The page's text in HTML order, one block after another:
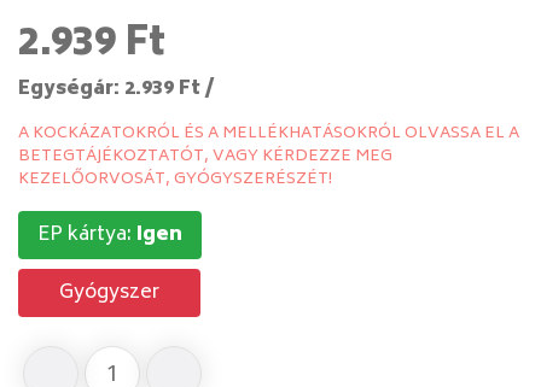
2.939 Ft
Egységár: 2.939 Ft /
A KOCKÁZATOKRÓL ÉS A MELLÉKHATÁSOKRÓL OLVASSA EL A
BETEGTÁJÉKOZTATÓT, VAGY KÉRDEZZE MEG
KEZELŐORVOSÁT, GYÓGYSZERÉSZÉT!
EP kártya: Igen
Gyógyszer